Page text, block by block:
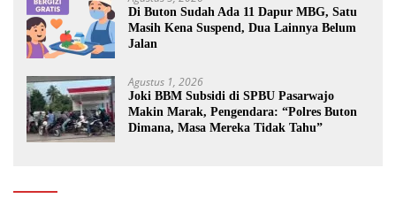
Di Buton Sudah Ada 11 Dapur MBG, Satu
Masih Kena Suspend, Dua Lainnya Belum
Jalan
Agustus 1, 2026
Joki BBM Subsidi di SPBU Pasarwajo
Makin Marak, Pengendara: “Polres Buton
Dimana, Masa Mereka Tidak Tahu”